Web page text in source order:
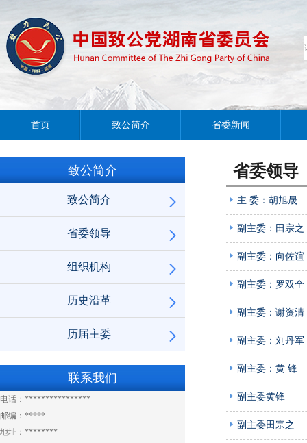
首页 致公简介 省委新闻
致公简介
致公简介
省委领导
组织机构
历史沿革
历届主委
联系我们
电话：****************
邮编：*****
地址：********
省委领导
主 委：胡旭晟
副主委：田宗之
副主委：向佐谊
副主委：罗双全
副主委：谢资清
副主委：刘丹军
副主委：黄 锋
副主委黄锋
副主委田宗之